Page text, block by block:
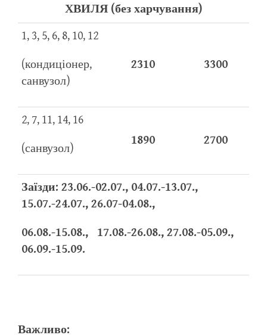
ХВИЛЯ (без харчування)
1, 3, 5, 6, 8, 10, 12
(кондиціонер,
санвузол)
2310 3300
2, 7, 11, 14, 16
(санвузол)
1890 2700
Заїзди: 23.06.-02.07., 04.07.-13.07.,
15.07.-24.07., 26.07-04.08.,
06.08.-15.08., 17.08.-26.08., 27.08.-05.09.,
06.09.-15.09.
Важливо: